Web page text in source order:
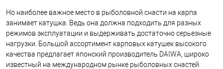
Но наиболее важное место в рыболовной снасти на карпа
занимает катушка. Ведь она должна подходить для разных
режимов эксплуатации и выдерживать достаточно серьезные
нагрузки. Большой ассортимент карповых катушек высокого
качества предлагает японский производитель DAIWA, широко
известный на международном рынке рыболовных снастей.